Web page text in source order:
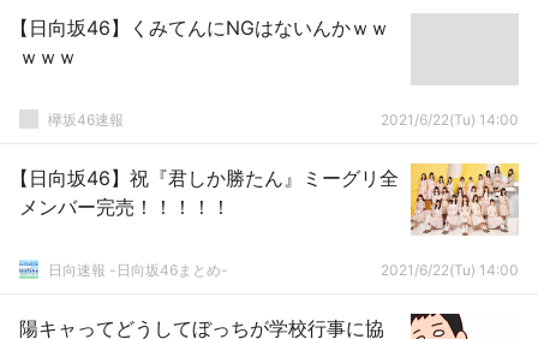
【日向坂46】くみてんにNGはないんかｗｗ
ｗｗｗ
欅坂46速報 2021/6/22(Tu) 14:00
【日向坂46】祝『君しか勝たん』ミーグリ全
メンバー完売！！！！！
日向速報 -日向坂46まとめ- 2021/6/22(Tu) 14:00
陽キャってどうしてぼっちが学校行事に協